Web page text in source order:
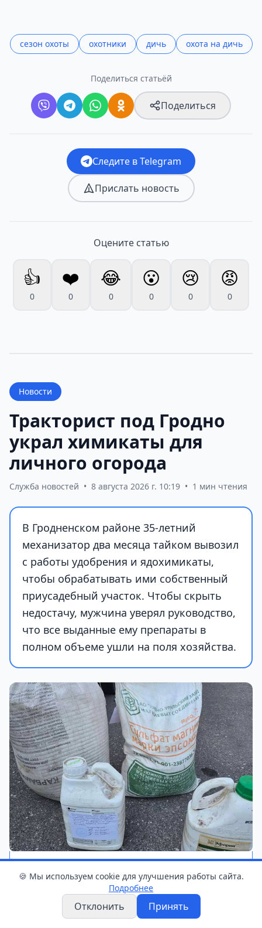
сезон охоты охотники дичь охота на дичь
Поделиться статьёй
Поделиться
Следите в Telegram
Прислать новость
Оцените статью
👍
0
❤️
0
😂
0
😮
0
😢
0
😡
0
Новости
Тракторист под Гродно
украл химикаты для
личного огорода
Служба новостей • 8 августа 2026 г. 10:19 • 1 мин чтения
В Гродненском районе 35-летний
механизатор два месяца тайком вывозил
с работы удобрения и ядохимикаты,
чтобы обрабатывать ими собственный
приусадебный участок. Чтобы скрыть
недостачу, мужчина уверял руководство,
что все выданные ему препараты в
полном объеме ушли на поля хозяйства.
сообщилив УВД Гродненского
облисполкома, факт хищения вскрылся во
🍪 Мы используем cookie для улучшения работы сайта.
Подробнее
Отклонить Принять